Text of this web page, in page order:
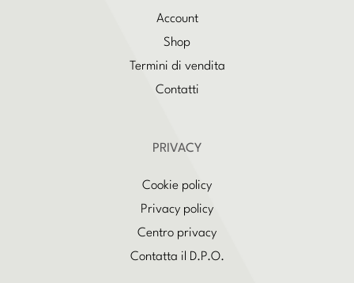
Account
Shop
Termini di vendita
Contatti
PRIVACY
Cookie policy
Privacy policy
Centro privacy
Contatta il D.P.O.